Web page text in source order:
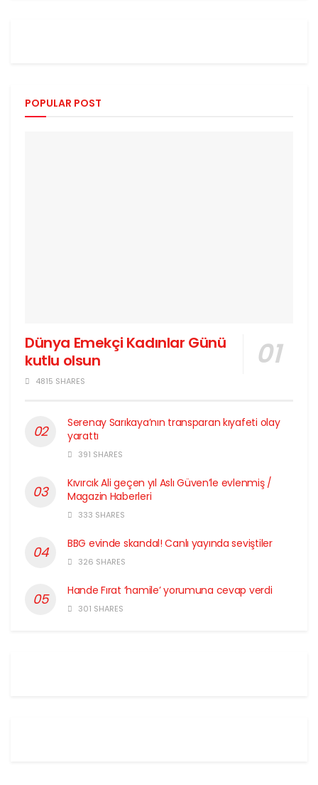
POPULAR POST
Dünya Emekçi Kadınlar Günü
kutlu olsun
4815 SHARES
Serenay Sarıkaya’nın transparan kıyafeti olay
yarattı
391 SHARES
Kıvırcık Ali geçen yıl Aslı Güven’le evlenmiş /
Magazin Haberleri
333 SHARES
BBG evinde skandal! Canlı yayında seviştiler
326 SHARES
Hande Fırat ‘hamile’ yorumuna cevap verdi
301 SHARES